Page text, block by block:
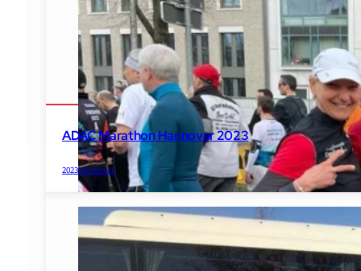
ADAC Marathon Hannover 2023
2023Hannover